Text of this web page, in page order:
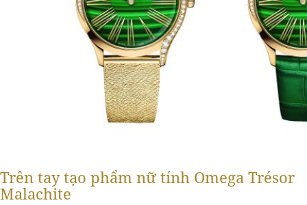
Trên tay tạo phẩm nữ tính Omega Trésor
Malachite